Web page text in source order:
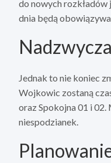
do nowych rozkładów
dnia będą
Jednak to nie koniec
Wojkowic zostaną
oraz Spokojna 01 i
niespodzianek.